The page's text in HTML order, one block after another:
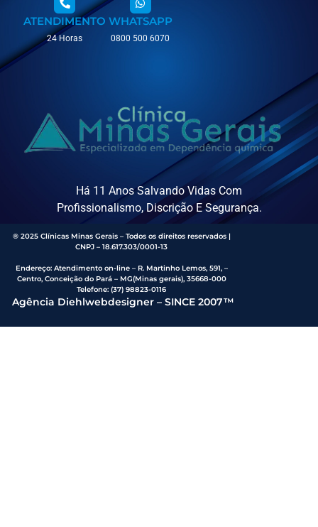
ATENDIMENTO
24 Horas
WHATSAPP
0800 500 6070
Há 11 Anos Salvando Vidas Com
Profissionalismo, Discrição E Segurança.
® 2025 Clínicas Minas Gerais – Todos os direitos reservados |
CNPJ – 18.617.303/0001-13
Endereço: Atendimento on-line – R. Martinho Lemos, 591, –
Centro, Conceição do Pará – MG(Minas gerais), 35668-000
Telefone:(37) 98823-0116
Agência Diehlwebdesigner – SINCE 2007™